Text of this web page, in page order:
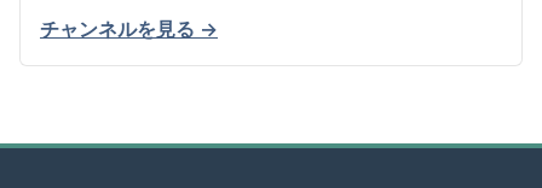
チャンネルを見る →